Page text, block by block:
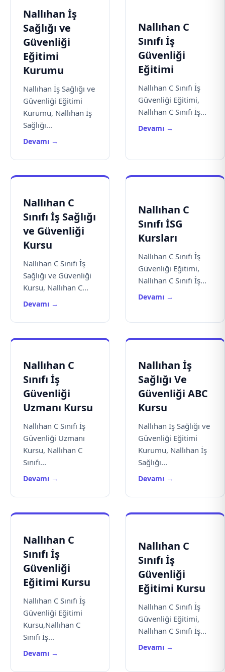
Nallıhan İş
Sağlığı ve
Güvenliği
Eğitimi
Kurumu
Nallıhan İş Sağlığı ve
Güvenliği Eğitimi
Kurumu, Nallıhan İş
Sağlığı...
Devamı →
Nallıhan C
Sınıfı İş
Güvenliği
Eğitimi
Nallıhan C Sınıfı İş
Güvenliği Eğitimi,
Nallıhan C Sınıfı İş...
Devamı →
Nallıhan C
Sınıfı İş Sağlığı
ve Güvenliği
Kursu
Nallıhan C Sınıfı İş
Sağlığı ve Güvenliği
Kursu, Nallıhan C...
Devamı →
Nallıhan C
Sınıfı İSG
Kursları
Nallıhan C Sınıfı İş
Güvenliği Eğitimi,
Nallıhan C Sınıfı İş...
Devamı →
Nallıhan C
Sınıfı İş
Güvenliği
Uzmanı Kursu
Nallıhan C Sınıfı İş
Güvenliği Uzmanı
Kursu, Nallıhan C
Sınıfı...
Devamı →
Nallıhan İş
Sağlığı Ve
Güvenliği ABC
Kursu
Nallıhan İş Sağlığı ve
Güvenliği Eğitimi
Kurumu, Nallıhan İş
Sağlığı...
Devamı →
Nallıhan C
Sınıfı İş
Güvenliği
Eğitimi Kursu
Nallıhan C Sınıfı İş
Güvenliği Eğitimi
Kursu,Nallıhan C
Sınıfı İş...
Devamı →
Nallıhan C
Sınıfı İş
Güvenliği
Eğitimi Kursu
Nallıhan C Sınıfı İş
Güvenliği Eğitimi,
Nallıhan C Sınıfı İş...
Devamı →